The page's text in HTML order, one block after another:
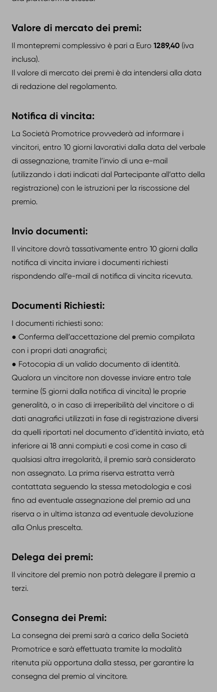
Valore di mercato dei premi:
Il montepremi complessivo è pari a Euro 1289,40 (iva
inclusa).
Il valore di mercato dei premi è da intendersi alla data
di redazione del regolamento.
Notifica di vincita:
La Società Promotrice provvederà ad informare i
vincitori, entro 10 giorni lavorativi dalla data del verbale
di assegnazione, tramite l’invio di una e-mail
(utilizzando i dati indicati dal Partecipante all’atto della
registrazione) con le istruzioni per la riscossione del
premio.
Invio documenti:
Il vincitore dovrà tassativamente entro 10 giorni dalla
notifica di vincita inviare i documenti richiesti
rispondendo all’e-mail di notifica di vincita ricevuta.
Documenti Richiesti:
I documenti richiesti sono:
● Conferma dell’accettazione del premio compilata
con i propri dati anagrafici;
● Fotocopia di un valido documento di identità.
Qualora un vincitore non dovesse inviare entro tale
termine (5 giorni dalla notifica di vincita) le proprie
generalità, o in caso di irreperibilità del vincitore o di
dati anagrafici utilizzati in fase di registrazione diversi
da quelli riportati nel documento d’identità inviato, età
inferiore ai 18 anni compiuti e così come in caso di
qualsiasi altra irregolarità, il premio sarà considerato
non assegnato. La prima riserva estratta verrà
contattata seguendo la stessa metodologia e così
fino ad eventuale assegnazione del premio ad una
riserva o in ultima istanza ad eventuale devoluzione
alla Onlus prescelta.
Delega dei premi:
Il vincitore del premio non potrà delegare il premio a
terzi.
Consegna dei Premi:
La consegna dei premi sarà a carico della Società
Promotrice e sarà effettuata tramite la modalità
ritenuta più opportuna dalla stessa, per garantire la
consegna del premio al vincitore.